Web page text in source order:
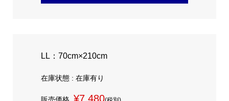
LL：70cm×210cm
在庫状態 : 在庫有り
¥7,480